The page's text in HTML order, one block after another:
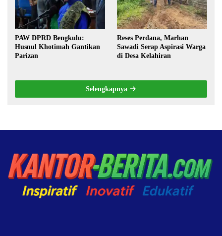
PAW DPRD Bengkulu:
Husnul Khotimah Gantikan
Parizan
Reses Perdana, Marhan
Sawadi Serap Aspirasi Warga
di Desa Kelahiran
Selengkapnya